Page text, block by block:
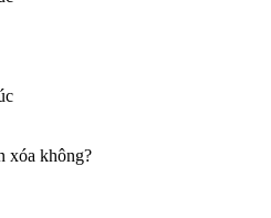
xóa không?